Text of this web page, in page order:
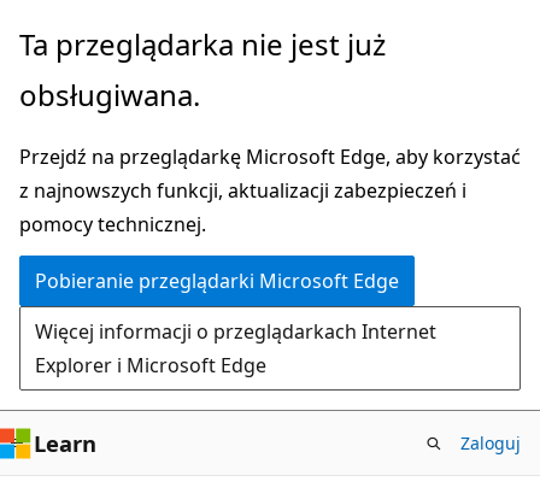
Przejdź
głównej
Ta przeglądarka nie jest już
obsługiwana.
Przejdź na przeglądarkę Microsoft Edge, aby korzystać
z najnowszych funkcji, aktualizacji zabezpieczeń i
pomocy technicznej.
Pobieranie przeglądarki Microsoft Edge
Więcej informacji o przeglądarkach Internet
Explorer i Microsoft Edge
Learn Zaloguj